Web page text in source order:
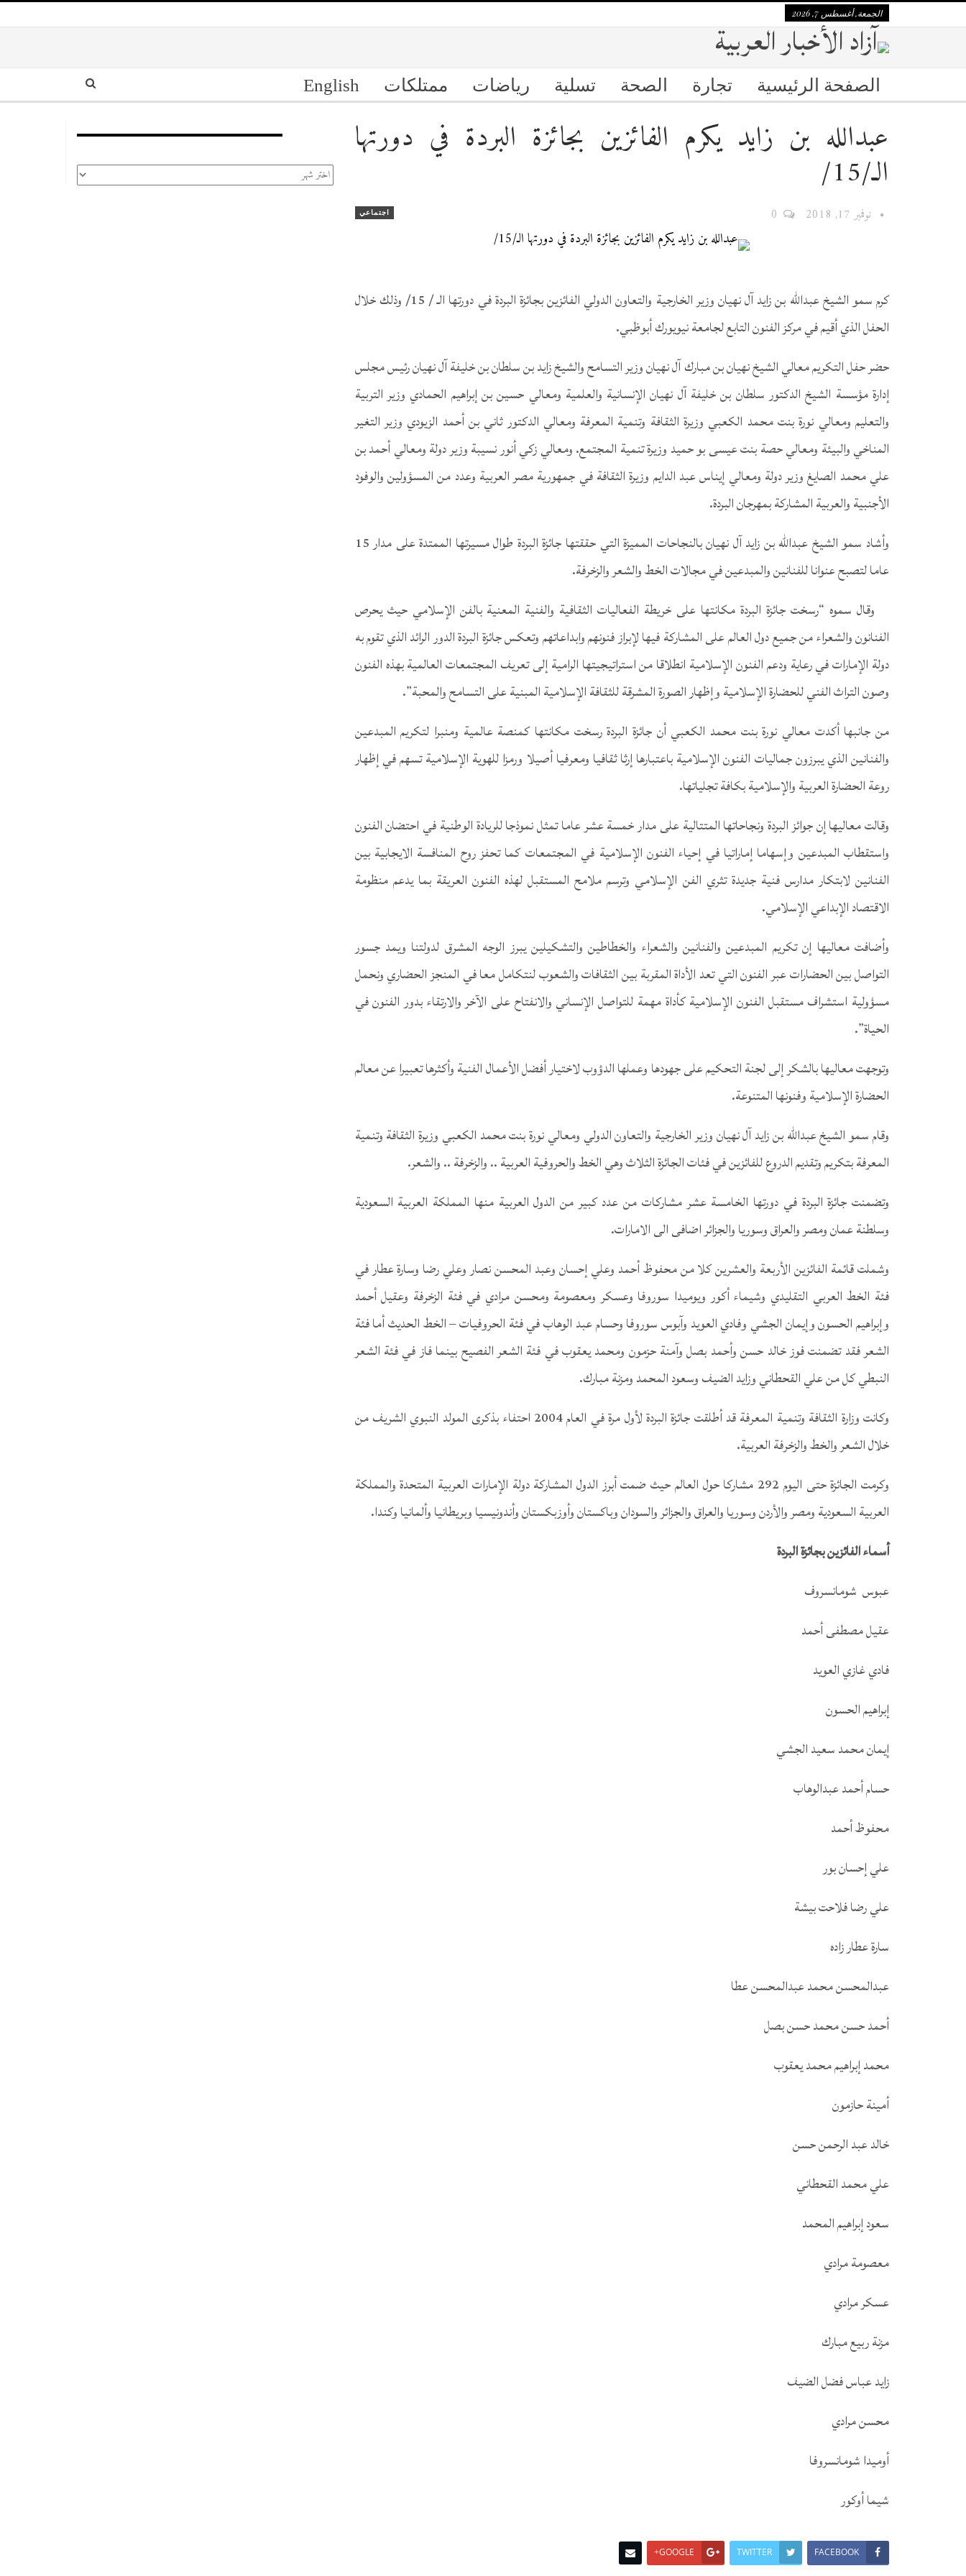
الجمعة, أغسطس 7, 2026
الصفحة الرئيسية تجارة الصحة تسلية رياضات ممتلكات English
عبدالله بن زايد يكرم الفائزين بجائزة البردة في دورتها
الـ/15/
اجتماعي نوفمبر 17, 2018
كرم سمو الشيخ عبدالله بن زايد آل نهيان وزير الخارجية والتعاون الدولي الفائزين بجائزة البردة في دورتها الـ / 15/ وذلك خلال
الحفل الذي أقيم في مركز الفنون التابع لجامعة نيويورك أبوظبي.
حضر حفل التكريم معالي الشيخ نهيان بن مبارك آل نهيان وزير التسامح والشيخ زايد بن سلطان بن خليفة آل نهيان رئيس مجلس
إدارة مؤسسة الشيخ الدكتور سلطان بن خليفة آل نهيان الإنسانية والعلمية ومعالي حسين بن إبراهيم الحمادي وزير التربية
والتعليم ومعالي نورة بنت محمد الكعبي وزيرة الثقافة وتنمية المعرفة ومعالي الدكتور ثاني بن أحمد الزيودي وزير التغير
المناخي والبيئة ومعالي حصة بنت عيسى بو حميد وزيرة تنمية المجتمع. ومعالي زكي أنور نسيبة وزير دولة ومعالي أحمد بن
علي محمد الصايغ وزير دولة ومعالي إيناس عبد الدايم وزيرة الثقافة في جمهورية مصر العربية وعدد من المسؤولين والوفود
الأجنبية والعربية المشاركة بمهرجان البردة.
وأشاد سمو الشيخ عبدالله بن زايد آل نهيان بالنجاحات المميزة التي حققتها جائزة البردة طوال مسيرتها الممتدة على مدار 15
عاما لتصبح عنوانا للفنانين والمبدعين في مجالات الخط والشعر والزخرفة.
وقال سموه “رسخت جائزة البردة مكانتها على خريطة الفعاليات الثقافية والفنية المعنية بالفن الإسلامي حيث يحرص
الفنانون والشعراء من جميع دول العالم على المشاركة فيها لإبراز فنونهم وابداعاتهم وتعكس جائزة البردة الدور الرائد الذي تقوم به
دولة الإمارات في رعاية ودعم الفنون الإسلامية انطلاقا من استراتيجيتها الرامية إلى تعريف المجتمعات العالمية بهذه الفنون
وصون التراث الفني للحضارة الإسلامية وإظهار الصورة المشرقة للثقافة الإسلامية المبنية على التسامح والمحبة”.
من جانبها أكدت معالي نورة بنت محمد الكعبي أن جائزة البردة رسخت مكانتها كمنصة عالمية ومنبرا لتكريم المبدعين
والفنانين الذي يبرزون جماليات الفنون الإسلامية باعتبارها إرثا ثقافيا ومعرفيا أصيلا ورمزا للهوية الإسلامية تسهم في إظهار
روعة الحضارة العربية والإسلامية بكافة تجلياتها.
وقالت معاليها إن جوائز البردة ونجاحاتها المتتالية على مدار خمسة عشر عاما تمثل نموذجا للريادة الوطنية في احتضان الفنون
واستقطاب المبدعين وإسهاما إماراتيا في إحياء الفنون الإسلامية في المجتمعات كما تحفز روح المنافسة الايجابية بين
الفنانين لابتكار مدارس فنية جديدة تثري الفن الإسلامي وترسم ملامح المستقبل لهذه الفنون العريقة بما يدعم منظومة
الاقتصاد الإبداعي الإسلامي.
وأضافت معاليها إن تكريم المبدعين والفنانين والشعراء والخطاطين والتشكيلين يبرز الوجه المشرق لدولتنا ويمد جسور
التواصل بين الحضارات عبر الفنون التي تعد الأداة المقربة بين الثقافات والشعوب لنتكامل معا في المنجز الحضاري ونحمل
مسؤولية استشراف مستقبل الفنون الإسلامية كأداة مهمة للتواصل الإنساني والانفتاح على الآخر والارتقاء بدور الفنون في
الحياة”.
وتوجهت معاليها بالشكر إلى لجنة التحكيم على جهودها وعملها الدؤوب لاختيار أفضل الأعمال الفنية وأكثرها تعبيرا عن معالم
الحضارة الإسلامية وفنونها المتنوعة.
وقام سمو الشيخ عبدالله بن زايد آل نهيان وزير الخارجية والتعاون الدولي ومعالي نورة بنت محمد الكعبي وزيرة الثقافة وتنمية
المعرفة بتكريم وتقديم الدروع للفائزين في فئات الجائزة الثلاث وهي الخط والحروفية العربية .. والزخرفة .. والشعر.
وتضمنت جائزة البردة في دورتها الخامسة عشر مشاركات من عدد كبير من الدول العربية منها المملكة العربية السعودية
وسلطنة عمان ومصر والعراق وسوريا والجزائر اضافى الى الامارات.
وشملت قائمة الفائزين الأربعة والعشرين كلا من محفوظ أحمد وعلي إحسان وعبد المحسن نصار وعلي رضا وسارة عطار في
فئة الخط العربي التقليدي وشيماء أكور ويوميدا سوروفا وعسكر ومعصومة ومحسن مرادي في فئة الزخرفة وعقيل أحمد
وإبراهيم الحسون وإيمان الجشي وفادي العويد وآبوس سوروفا وحسام عبد الوهاب في فئة الحروفيات – الخط الحديث أما فئة
الشعر فقد تضمنت فوز خالد حسن وأحمد بصل وآمنة حزمون ومحمد يعقوب في فئة الشعر الفصيح بينما فاز في فئة الشعر
النبطي كل من علي القحطاني وزايد الضيف وسعود المحمد ومزنة مبارك.
وكانت وزارة الثقافة وتنمية المعرفة قد أطلقت جائزة البردة لأول مرة في العام 2004 احتفاء بذكرى المولد النبوي الشريف من
خلال الشعر والخط والزخرفة العربية.
وكرمت الجائزة حتى اليوم 292 مشاركا حول العالم حيث ضمت أبرز الدول المشاركة دولة الإمارات العربية المتحدة والمملكة
العربية السعودية ومصر والأردن وسوريا والعراق والجزائر والسودان وباكستان وأوزبكستان وأندونيسيا وبريطانيا وألمانيا وكندا.
أسماء الفائزين بجائزة البردة
عبوس شومانسروف
عقيل مصطفى أحمد
فادي غازي العويد
إبراهيم الحسون
إيمان محمد سعيد الجشي
حسام أحمد عبدالوهاب
محفوظ أحمد
علي إحسان بور
علي رضا فلاحت بيشة
سارة عطار زاده
عبدالمحسن محمد عبدالمحسن عطا
أحمد حسن محمد حسن بصل
محمد إبراهيم محمد يعقوب
أمينة حازمون
خالد عبد الرحمن حسن
علي محمد القحطاني
سعود إبراهيم المحمد
معصومة مرادي
عسكر مرادي
مزنة ربيع مبارك
زايد عباس فضل الضيف
محسن مرادي
أوميدا شومانسروفا
شيما أوكور
FACEBOOK
TWITTER
GOOGLE+
الأرشيف